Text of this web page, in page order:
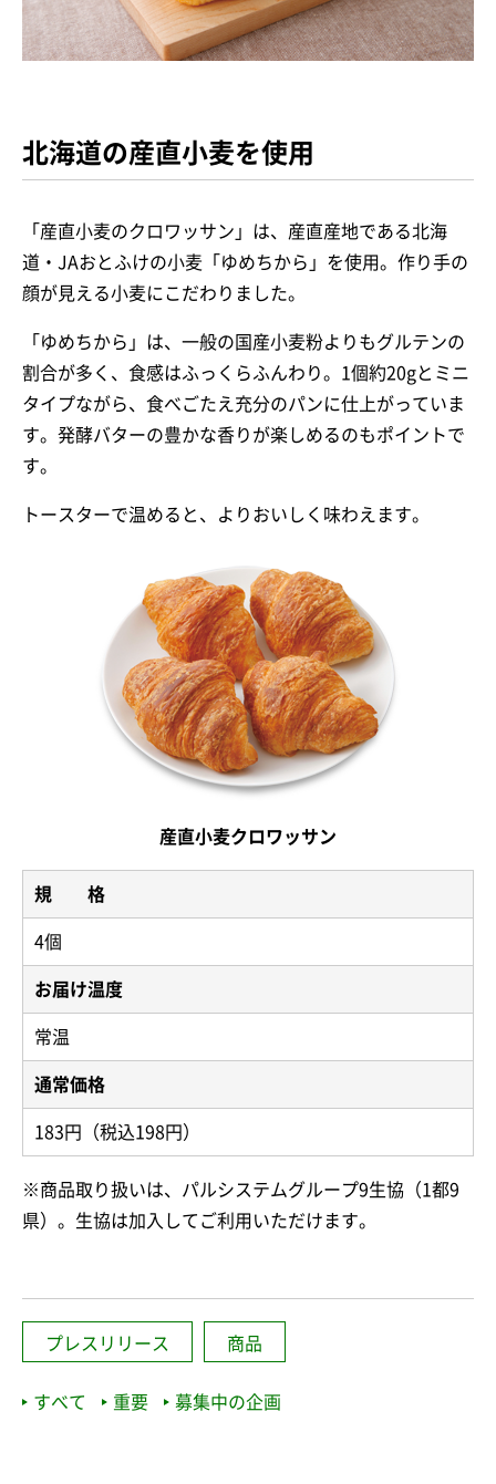
北海道の産直小麦を使用
「産直小麦のクロワッサン」は、産直産地である北海
道・JAおとふけの小麦「ゆめちから」を使用。作り手の
顔が見える小麦にこだわりました。
「ゆめちから」は、一般の国産小麦粉よりもグルテンの
割合が多く、食感はふっくらふんわり。1個約20gとミニ
タイプながら、食べごたえ充分のパンに仕上がっていま
す。発酵バターの豊かな香りが楽しめるのもポイントで
す。
トースターで温めると、よりおいしく味わえます。
産直小麦クロワッサン
規 格
4個
お届け温度
常温
通常価格
183円（税込198円）
※商品取り扱いは、パルシステムグループ9生協（1都9
県）。生協は加入してご利用いただけます。
プレスリリース 商品
すべて 重要 募集中の企画